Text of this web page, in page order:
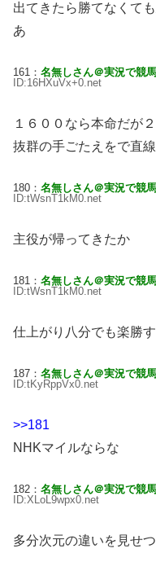
出てきたら勝てなくて
あ
161： 名無しさん＠実況で競
ID:16HXuVx+0.net
１６００なら本命だが
抜群の手ごたえをで直
180： 名無しさん＠実況で競
ID:tWsnT1kM0.net
主役が帰ってきたか
181： 名無しさん＠実況で競
ID:tWsnT1kM0.net
仕上がり八分でも楽勝
187： 名無しさん＠実況で競
ID:tKyRppVx0.net
>>181
NHKマイルならな
182： 名無しさん＠実況で競
ID:XLoL9wpx0.net
多分次元の違いを見せ